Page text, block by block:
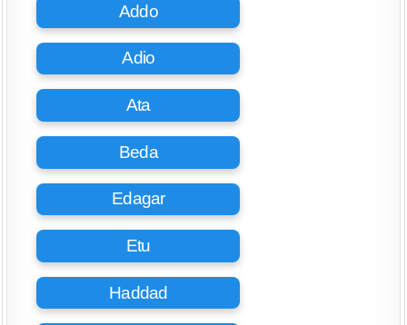
Addo
Adio
Ata
Beda
Edagar
Etu
Haddad